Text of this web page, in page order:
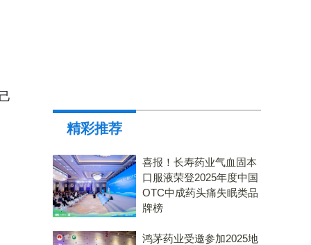
荣膺2025食品营养健康创新
精彩推荐
喜报！长寿药业气血固本
口服液荣登2025年度中国
OTC中成药头痛失眠类品
牌榜
鸿茅药业受邀参加2025地